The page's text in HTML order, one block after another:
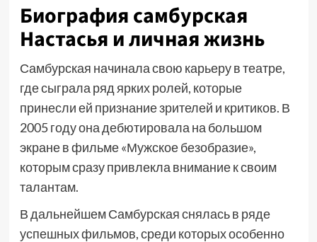
Биография самбурская
Настасья и личная жизнь
Самбурская начинала свою карьеру в театре,
где сыграла ряд ярких ролей, которые
принесли ей признание зрителей и критиков. В
2005 году она дебютировала на большом
экране в фильме «Мужское безобразие»,
которым сразу привлекла внимание к своим
талантам.
В дальнейшем Самбурская снялась в ряде
успешных фильмов, среди которых особенно